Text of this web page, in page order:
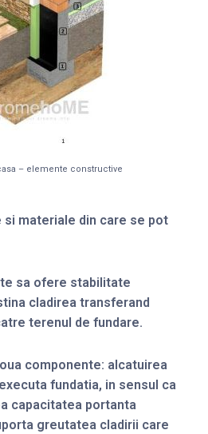
– elemente constructive
materiale din care se pot
sa ofere stabilitate
cladirea transferand
terenul de fundare.
componente: alcatuirea
fundatia, in sensul ca
capacitatea portanta
greutatea cladirii care